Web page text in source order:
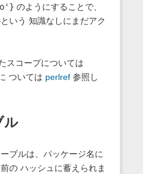
のようにすることで、
いう 知識なしにまだアク
スコープについては
ついては perlref参照し
ル
ブルは、パッケージ名に
の ハッシュに蓄えられま